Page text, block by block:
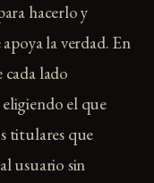
hacerlo y
la verdad. En
lado
el que
titulares que
usuario sin